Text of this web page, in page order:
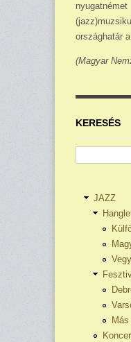
országhatár
(Magyar
KERESÉS
JAZZ
Más